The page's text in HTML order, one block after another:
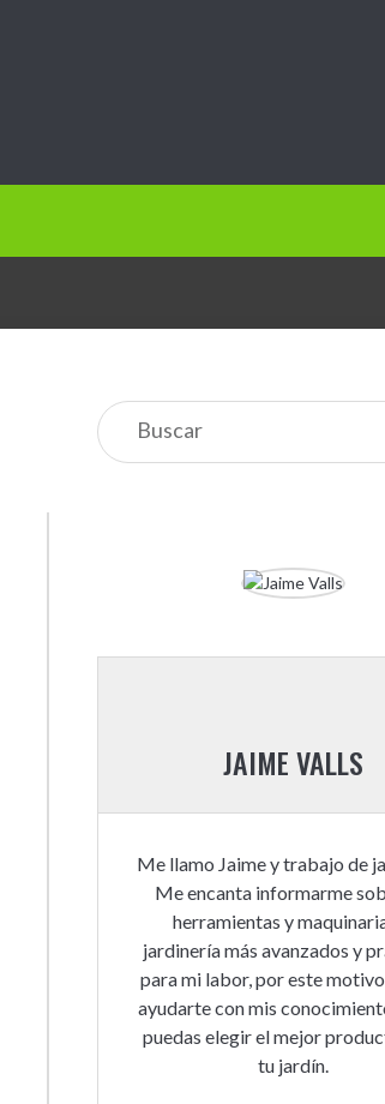
JAIME VALLS
Me llamo Jaime y trabajo de
Me encanta informarme
herramientas y
jardinería más avanzados y
para mi labor, por este
ayudarte con mis
puedas elegir el mejor
tu jardín.